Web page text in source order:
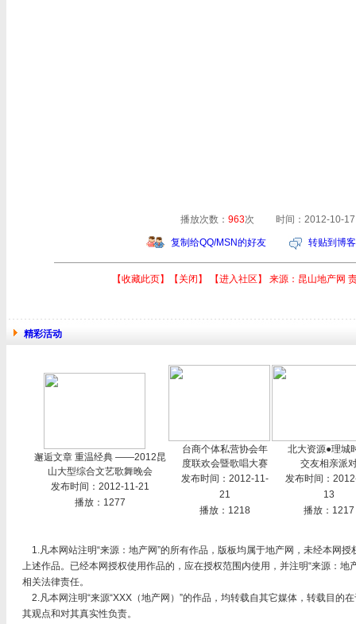
播放次数： 963次 时间：2012-10-17
复制给QQ/MSN的好友 转贴到博
【收藏此页】 【关闭】 【进入社区】 来源：昆山地产网
精彩活动
邂逅文章 重温经典 ——2012昆
山大型综合文艺歌舞晚会
发布时间：2012-11-21
播放：1277
台商个体私营协会年
度联欢会暨歌唱大赛
发布时间：2012-11-
21
播放：1218
北大资源●理城
交友相亲派
发布时间：
13
播放：1217
1.凡本网站注明“来源：地产网”的所有作品，版板均属于地产网，未经本网
上述作品。已经本网授权使用作品的，应在授权范围内使用，并注明“来源：地
相关法律责任。
2.凡本网注明“来源“XXX（地产网）”的作品，均转载自其它媒体，转载目的
其观点和对其真实性负责。